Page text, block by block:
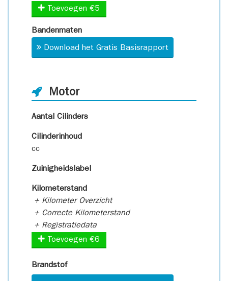
Toevoegen €5
Bandenmaten
Download het Gratis Basisrapport
Motor
Aantal Cilinders
Cilinderinhoud
cc
Zuinigheidslabel
Kilometerstand
+ Kilometer Overzicht
+ Correcte Kilometerstand
+ Registratiedata
Toevoegen €6
Brandstof